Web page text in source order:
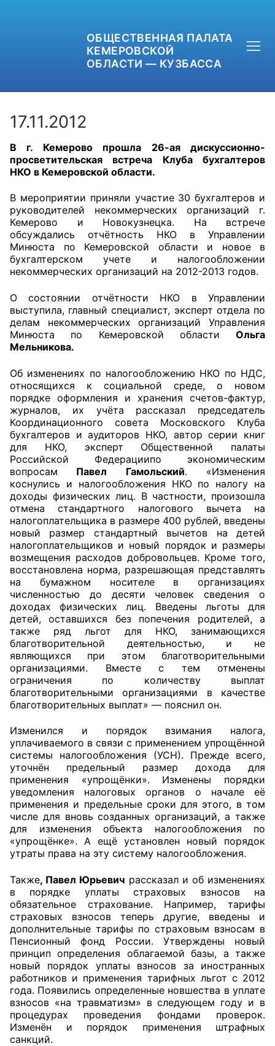
ОБЩЕСТВЕННАЯ ПАЛАТА
КЕМЕРОВСКОЙ
ОБЛАСТИ — КУЗБАССА
+7 (3842) 58-82-40
ОБРАТНАЯ СВЯЗЬ
Главная
Общественные советы
Общественные советы при территориальных
органах федеральных органов
исполнительной власти
Общественные советы по проведению
независимой оценки качества условий
оказания услуг
О Палате
Структура Палаты
Комиссии
Экспертный совет ОП КО
Совет ОП КО
Общественный штаб
Члены ОП КО
Документы ОП КО
Регламент ОП КО
Кодекс этики ОП КО
Положения
Соглашения
Рекомендации
Порядок работы ЦОН
Аппарат ОП КО
Доходы руководителя за 2024 г.
17.11.2012
В г. Кемерово прошла 26-ая дискуссионно-
просветительская встреча Клуба бухгалтеров
НКО в Кемеровской области.
В мероприятии приняли участие 30 бухгалтеров и
руководителей некоммерческих организаций г.
Кемерово и Новокузнецка. На встрече
обсуждались отчётность НКО в Управлении
Минюста по Кемеровской области и новое в
бухгалтерском учете и налогообложении
некоммерческих организаций на 2012-2013 годов.
О состоянии отчётности НКО в Управлении
выступила, главный специалист, эксперт отдела по
делам некоммерческих организаций Управления
Минюста по Кемеровской области Ольга
Мельникова.
Об изменениях по налогообложению НКО по НДС,
относящихся к социальной среде, о новом
порядке оформления и хранения счетов-фактур,
журналов, их учёта рассказал председатель
Координационного совета Московского Клуба
бухгалтеров и аудиторов НКО, автор серии книг
для НКО, эксперт Общественной палаты
Российской Федерациипо экономическим
вопросам Павел Гамольский. «Изменения
коснулись и налогообложения НКО по налогу на
доходы физических лиц. В частности, произошла
отмена стандартного налогового вычета на
налогоплательщика в размере 400 рублей, введены
новый размер стандартный вычетов на детей
налогоплательщиков и новый порядок и размеры
возмещения расходов добровольцев. Кроме того,
восстановлена норма, разрешающая представлять
на бумажном носителе в организациях
численностью до десяти человек сведения о
доходах физических лиц. Введены льготы для
детей, оставшихся без попечения родителей, а
также ряд льгот для НКО, занимающихся
благотворительной деятельностью, и не
являющихся при этом благотворительными
организациями. Вместе с тем отменены
ограничения по количеству выплат
благотворительными организациями в качестве
благотворительных выплат» — пояснил он.
Изменился и порядок взимания налога,
уплачиваемого в связи с применением упрощённой
системы налогообложения (УСН). Прежде всего,
уточнён предельный размер дохода для
применения «упрощёнки». Изменены порядки
уведомления налоговых органов о начале её
применения и предельные сроки для этого, в том
числе для вновь созданных организаций, а также
для изменения объекта налогообложения по
«упрощёнке». А ещё установлен новый порядок
утраты права на эту систему налогообложения.
Также, Павел Юрьевич рассказал и об изменениях
в порядке уплаты страховых взносов на
обязательное страхование. Например, тарифы
страховых взносов теперь другие, введены и
дополнительные тарифы по страховым взносам в
Пенсионный фонд России. Утверждены новый
принцип определения облагаемой базы, а также
новый порядок уплаты взносов за иностранных
работников и применения тарифных льгот с 2012
года. Появились определенные новшества в уплате
взносов «на травматизм» в следующем году и в
процедурах проведения фондами проверок.
Изменён и порядок применения штрафных
санкций.